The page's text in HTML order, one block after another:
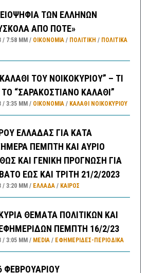
ΤΩΝ ΕΛΛΗΝΩΝ
ΑΠΟ ΠΟΤΕ»
7:58 ΜΜ ΟΙΚΟΝΟΜΙΑ/ ΠΟΛΙΤΙΚΗ / ΠΟΛΙΤΙΚΆ
ΤΟΥ ΝΟΙΚΟΚΥΡΙΟΥ” – ΤΙ
“ΣΑΡΑΚΟΣΤΙΑΝΟ ΚΑΛΑΘΙ”
3:35 ΜΜ ΟΙΚΟΝΟΜΙΑ/ ΚΑΛΑΘΙ ΝΟΙΚΟΚΥΡΙΟΥ
ΕΛΛΑΔΑΣ ΓΙΑ ΚΑΤΑ
ΠΕΜΠΤΗ ΚΑΙ ΑΥΡΙΟ
ΚΑΙ ΓΕΝΙΚΗ ΠΡΟΓΝΩΣΗ ΓΙΑ
ΕΩΣ ΚΑΙ ΤΡΙΤΗ 21/2/2023
3:20 ΜΜ ΕΛΛΑΔA/ ΚΑΙΡΌΣ
ΘΕΜΑΤΑ ΠΟΛΙΤΙΚΩΝ ΚΑΙ
ΠΕΜΠΤΗ 16/2/23
3:05 ΜΜ MEDIA/ ΕΦΗΜΕΡΊΔΕΣ-ΠΕΡΙΟΔΙΚΆ
ΦΕΒΡΟΥΑΡΙΟΥ